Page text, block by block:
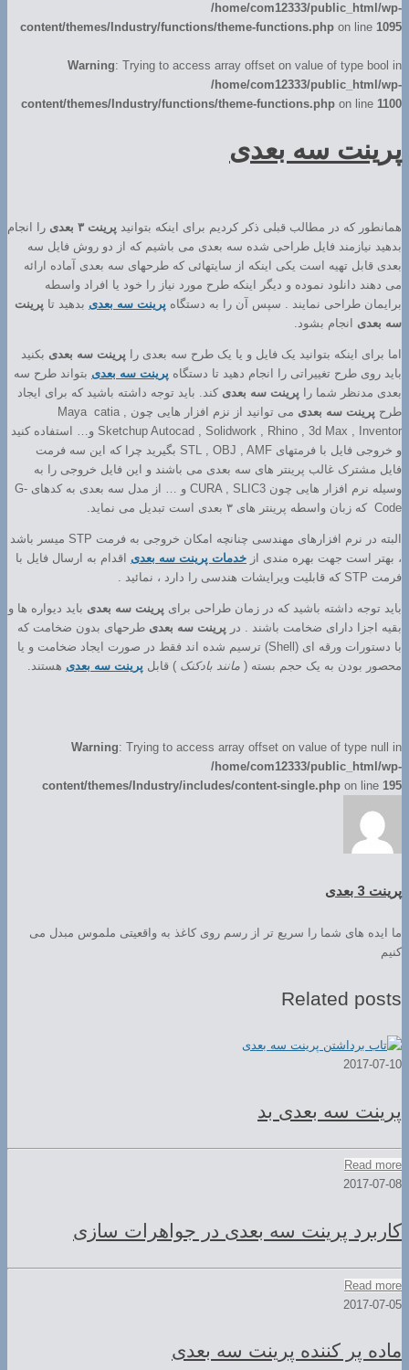
/home/com12333/public_html/wp-
content/themes/Industry/functions/theme-functions.php on line 1095
Warning: Trying to access array offset on value of type bool in
/home/com12333/public_html/wp-
content/themes/Industry/functions/theme-functions.php on line 1100
پرینت سه بعدی
همانطور که در مطالب قبلی ذکر کردیم برای اینکه بتوانید پرینت ۳ بعدی
را انجام
بدهید نیازمند فایل طراحی شده سه بعدی می باشیم که از دو روش فایل سه
بعدی قابل تهیه است یکی اینکه از سایتهائی که طرحهای سه بعدی آماده ارائه
می دهند دانلود نموده و دیگر اینکه طرح مورد نیاز را خود یا افراد واسطه
برایمان طراحی نمایند . سپس آن را به دستگاه پرینت سه بعدی بدهید تا پرینت
سه بعدی انجام بشود.
اما برای اینکه بتوانید یک فایل و یا یک طرح سه بعدی را پرینت سه بعدی بکنید
باید روی طرح تغییراتی را انجام دهید تا دستگاه پرینت سه بعدی بتواند طرح سه
بعدی مدنظر شما را پرینت سه بعدی کند. باید توجه داشته باشید که برای ایجاد
طرح پرینت سه بعدی
می توانید از نزم افزار هایی چون Maya catia ,
Sketchup Autocad , Solidwork , Rhino , 3d Max , Inventor و… استفاده کنید
و خروجی فایل با فرمتهای STL , OBJ , AMF بگیرید چرا که این سه فرمت
فایل مشترک غالب پرینتر های سه بعدی می باشند و این فایل خروجی را به
وسیله نرم افزار هایی چون CURA , SLIC3 و … از مدل سه بعدی به کدهای G-
Code که زبان واسطه پرینتر های ۳ بعدی است تبدیل می نماید.
البته در نرم افزارهای مهندسی چنانچه امکان خروجی به فرمت STP میسر باشد
، بهتر است جهت بهره مندی از خدمات پرینت سه بعدی اقدام به ارسال فایل با
فرمت STP که قابلیت ویرایشات هندسی را دارد ، نمائید .
باید توجه داشته باشید که در زمان طراحی برای پرینت سه بعدی باید دیواره ها و
بقیه اجزا دارای ضخامت باشند . در پرینت سه بعدی طرحهای بدون ضخامت که
با دستورات ورقه ای (Shell) ترسیم شده اند فقط در صورت ایجاد ضخامت و یا
محصور بودن به یک حجم بسته ( مانند بادکنک ) قابل پرینت سه بعدی هستند.
Warning: Trying to access array offset on value of type null in
/home/com12333/public_html/wp-
content/themes/Industry/includes/content-single.php on line 195
پرینت 3 بعدی
ما ایده های شما را سریع تر از رسم روی کاغذ به واقعیتی ملموس مبدل می
کنیم
Related posts
2017-07-10
پرینت سه بعدی بد
Read more
2017-07-08
کاربرد پرینت سه بعدی در جواهرات سازی
Read more
2017-07-05
ماده پر کننده پرینت سه بعدی